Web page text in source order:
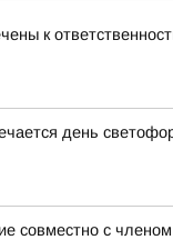
к
день
совместно с